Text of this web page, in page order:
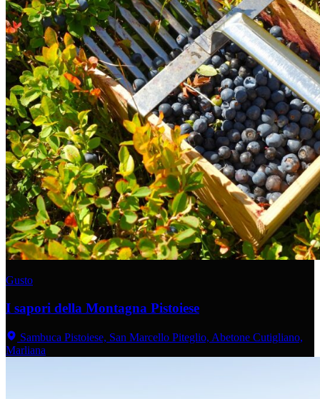
Gusto
I sapori della Montagna Pistoiese
Sambuca Pistoiese, San Marcello Piteglio, Abetone Cutigliano,
Marliana